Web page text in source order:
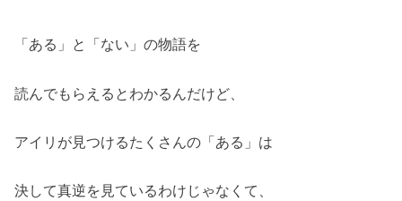
「ある」と「ない」の物語を
読んでもらえるとわかるんだけど、
アイリが見つけるたくさんの「ある」は
決して真逆を見ているわけじゃなくて、